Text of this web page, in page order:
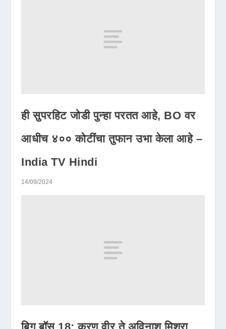
ही सुपरहिट जोडी पुन्हा परतत आहे, BO वर
आधीच ४०० कोटींचा तुफान उभा केला आहे –
India TV Hindi
14/09/2024